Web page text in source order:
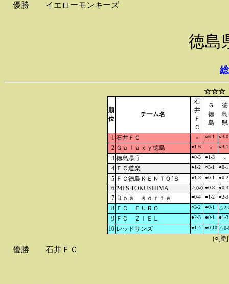
優勝 イエローモンキーズ
徳島
☆☆☆
順
位
チーム名
石
井
Ｆ
Ｃ
Ｇ
徳
島
徳
島
県
1 石井ＦＣ × ○6-1 ○3-0
2 Ｇａｌａｘｙ徳島 ●1-6 × ○3-1
3 徳島県庁 ●0-3 ●1-3 ×
4 ＦＣ道楽 ●1-2 ○3-1 ●0-1
5 ＦＣ徳島ＫＥＮＴＯ’Ｓ ●1-8 ●0-1 ●0-2
6 24FS TOKUSHIMA △0-0 ●0-8 ●0-3
7 Ｂｏａ ｓｏｒｔｅ ●0-4 ●1-2 ●2-3
8 ＦＣ ＥＵＲＯ ○3-2 ●0-1 △2-
9 ＦＣ ＺＩＥＬ ●2-3 ●0-1 ●1-3
10 レッドサンズ ●1-4 ●0-10 △0-
(○[勝
優勝 石井ＦＣ